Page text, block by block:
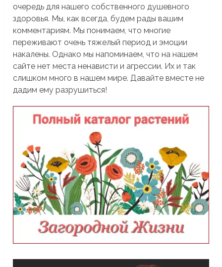
очередь для нашего собственного душевного
здоровья. Мы, как всегда, будем рады вашим
комментариям. Мы понимаем, что многие
переживают очень тяжелый период и эмоции
накалены. Однако мы напоминаем, что на нашем
сайте нет места ненависти и агрессии. Их и так
слишком много в нашем мире. Давайте вместе не
дадим ему разрушиться!